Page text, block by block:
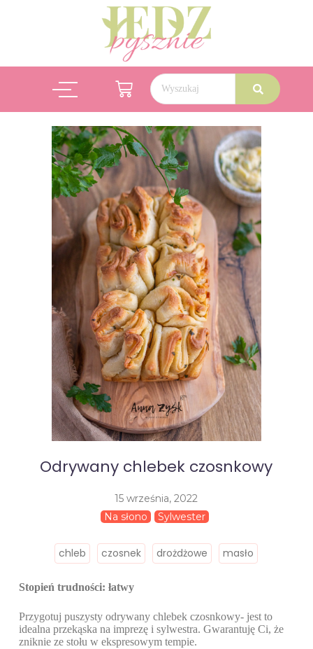
Odrywany chlebek czosnkowy
15 września, 2022
Na słono
Sylwester
chleb czosnek drożdżowe masło
Stopień trudności: łatwy
Przygotuj puszysty odrywany chlebek czosnkowy- jest to
idealna przekąska na imprezę i sylwestra. Gwarantuję Ci, że
zniknie ze stołu w ekspresowym tempie.